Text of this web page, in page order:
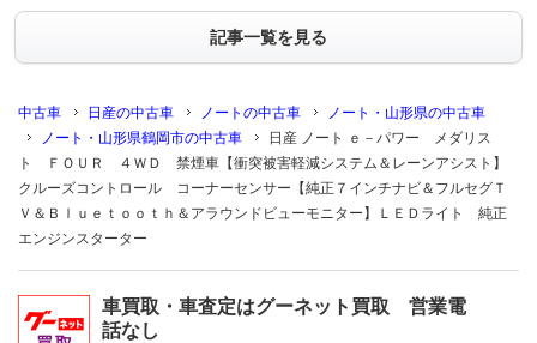
記事一覧を見る
中古車 日産の中古車 ノートの中古車
ノート・山形県の中古車
ノート・山形県鶴岡市の中古車
日産 ノート ｅ－パワー メダリス
ト ＦＯＵＲ ４ＷＤ 禁煙車【衝突被害軽減システム＆レーンアシスト】
クルーズコントロール コーナーセンサー【純正７インチナビ＆フルセグＴ
Ｖ＆Ｂｌｕｅｔｏｏｔｈ＆アラウンドビューモニター】ＬＥＤライト 純正
エンジンスターター
車買取・車査定はグーネット買取 営業電
話なし